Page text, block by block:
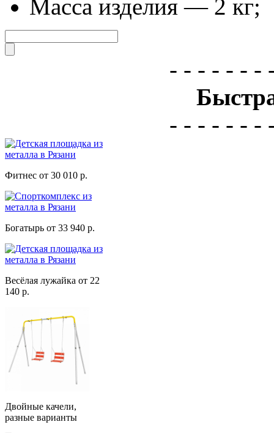
Масса изделия — 2 кг;
- - - - - - -
- - - - - - -
Фитнес от 30 010 р.
Богатырь от 33 940 р.
Весёлая лужайка от 22
140 р.
Двойные качели,
разные варианты